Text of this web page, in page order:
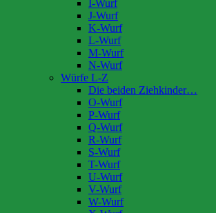
I-Wurf
J-Wurf
K-Wurf
L-Wurf
M-Wurf
N-Wurf
Würfe L-Z
Die beiden Ziehkinder…
O-Wurf
P-Wurf
Q-Wurf
R-Wurf
S-Wurf
T-Wurf
U-Wurf
V-Wurf
W-Wurf